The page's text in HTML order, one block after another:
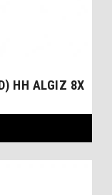
HH ALGIZ 8X